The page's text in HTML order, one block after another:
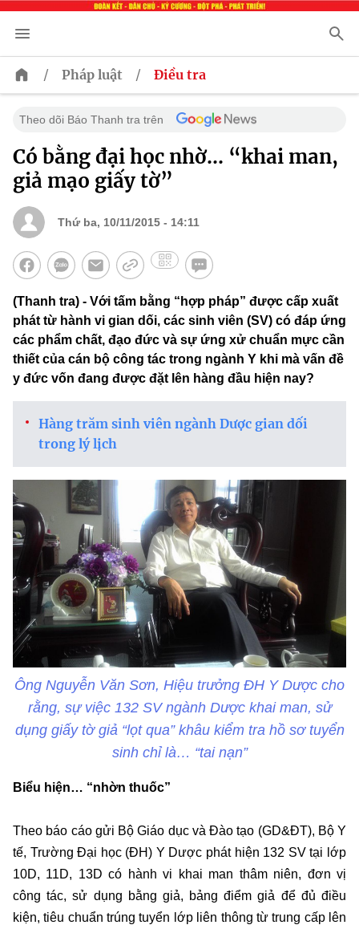
/ Pháp luật / Điều tra
Theo dõi Báo Thanh tra trên
Có bằng đại học nhờ… “khai man,
giả mạo giấy tờ”
Thứ ba, 10/11/2015 - 14:11
(Thanh tra) - Với tấm bằng “hợp pháp” được cấp xuất
phát từ hành vi gian dối, các sinh viên (SV) có đáp ứng
các phẩm chất, đạo đức và sự ứng xử chuẩn mực cần
thiết của cán bộ công tác trong ngành Y khi mà vấn đề
y đức vốn đang được đặt lên hàng đầu hiện nay?
Hàng trăm sinh viên ngành Dược gian dối
trong lý lịch
Ông Nguyễn Văn Sơn, Hiệu trưởng ĐH Y Dược cho
rằng, sự việc 132 SV ngành Dược khai man, sử
dụng giấy tờ giả “lọt qua” khâu kiểm tra hồ sơ tuyển
sinh chỉ là… “tai nạn”
Biểu hiện… “nhờn thuốc”
Theo báo cáo gửi Bộ Giáo dục và Đào tạo (GD&ĐT), Bộ Y
tế, Trường Đại học (ĐH) Y Dược phát hiện 132 SV tại lớp
10D, 11D, 13D có hành vi khai man thâm niên, đơn vị
công tác, sử dụng bằng giả, bảng điểm giả để đủ điều
kiện, tiêu chuẩn trúng tuyển lớp liên thông từ trung cấp lên